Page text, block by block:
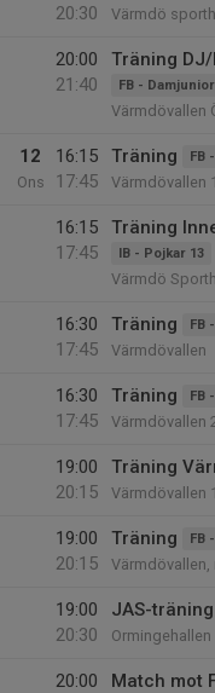
20:30
Värmdö
20:00
21:40
Träning
FB - Damjunior
Värmdövallen
12
Ons
16:15
17:45
Träning FB
Värmdövallen 1
16:15
17:45
Träning
IB - Pojkar 13
Värmdö
16:30
17:45
Träning FB
Värmdövallen
16:30
17:45
Träning FB
Värmdövallen
19:00
20:15
Träning
Värmdövallen 1
19:00
20:15
Träning FB
Värmdövallen,
19:00
20:30
JAS-träning
Ormingehallen
20:00
Match mot